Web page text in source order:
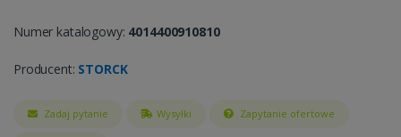
Numer katalogowy: 4014400910810
Producent: STORCK
Zadaj pytanie Wysyłki Zapytanie ofertowe